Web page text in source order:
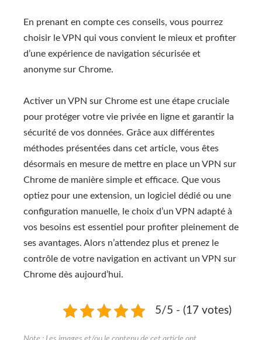
En prenant en compte ces conseils, vous pourrez
choisir le VPN qui vous convient le mieux et profiter
d’une expérience de navigation sécurisée et
anonyme sur Chrome.
Activer un VPN sur Chrome est une étape cruciale
pour protéger votre vie privée en ligne et garantir la
sécurité de vos données. Grâce aux différentes
méthodes présentées dans cet article, vous êtes
désormais en mesure de mettre en place un VPN sur
Chrome de manière simple et efficace. Que vous
optiez pour une extension, un logiciel dédié ou une
configuration manuelle, le choix d’un VPN adapté à
vos besoins est essentiel pour profiter pleinement de
ses avantages. Alors n’attendez plus et prenez le
contrôle de votre navigation en activant un VPN sur
Chrome dès aujourd’hui.
5/5 - (17 votes)